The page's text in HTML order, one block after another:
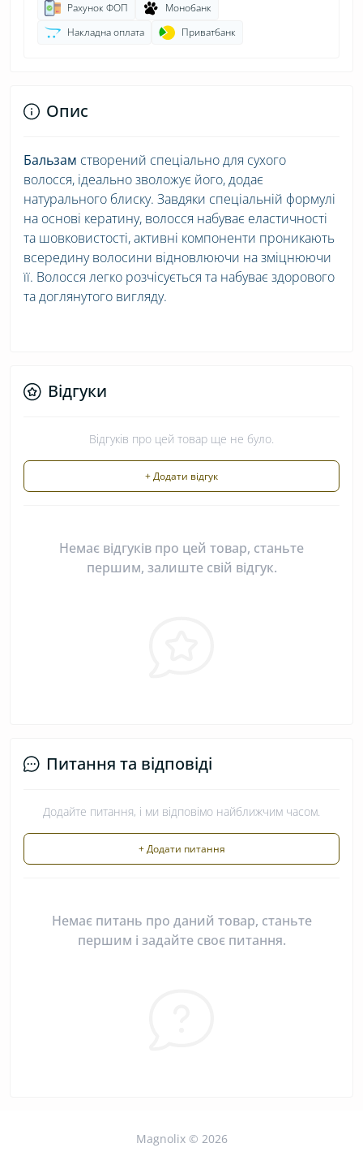
Рахунок ФОП
Монобанк
Накладна оплата
Приватбанк
Опис
Бальзам створений спеціально для сухого
волосся, ідеально зволожує його, додає
натурального блиску. Завдяки спеціальній формулі
на основі кератину, волосся набуває еластичності
та шовковистості, активні компоненти проникають
всередину волосини відновлюючи на зміцнюючи
її. Волосся легко розчісується та набуває здорового
та доглянутого вигляду.
Відгуки
Відгуків про цей товар ще не було.
+ Додати відгук
Немає відгуків про цей товар, станьте
першим, залиште свій відгук.
Питання та відповіді
Додайте питання, і ми відповімо найближчим часом.
+ Додати питання
Немає питань про даний товар, станьте
першим і задайте своє питання.
Magnolix © 2026